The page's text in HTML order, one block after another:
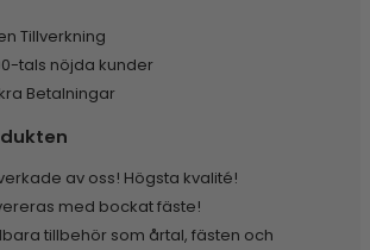
Tillverkning
tals nöjda kunder
Betalningar
av oss! Högsta kvalité!
med bockat fäste!
tillbehör som årtal, fästen och